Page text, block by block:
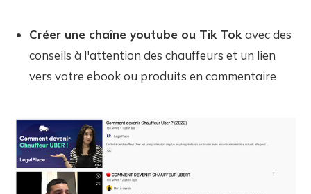
Créer une chaîne youtube ou Tik Tokavec des
conseils à l'attention des chauffeurs et un lien
vers votre ebook ou produits en commentaire